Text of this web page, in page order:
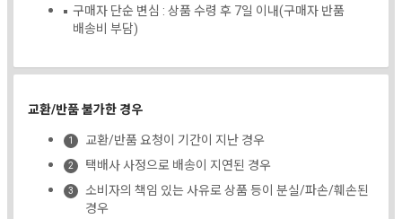
구매자 단순 변심 : 상품 수령 후 7일 이내(구매자 반품
배송비 부담)
교환/반품 불가한 경우
교환/반품 요청이 기간이 지난 경우
택배사 사정으로 배송이 지연된 경우
소비자의 책임 있는 사유로 상품 등이 분실/파손/훼손된
경우